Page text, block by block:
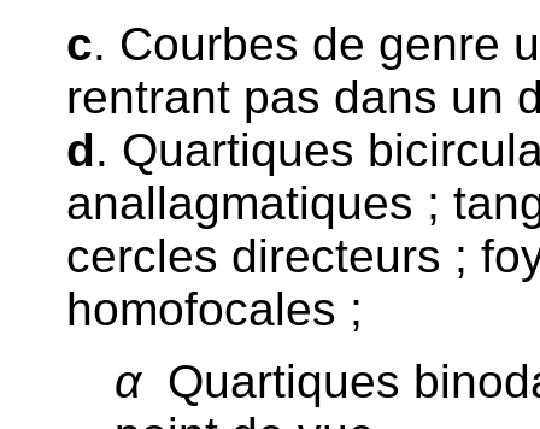
c. Courbes de genre
rentrant pas dans un
d. Quartiques
anallagmatiques ;
cercles directeurs ;
homofocales ;
αQuartiques